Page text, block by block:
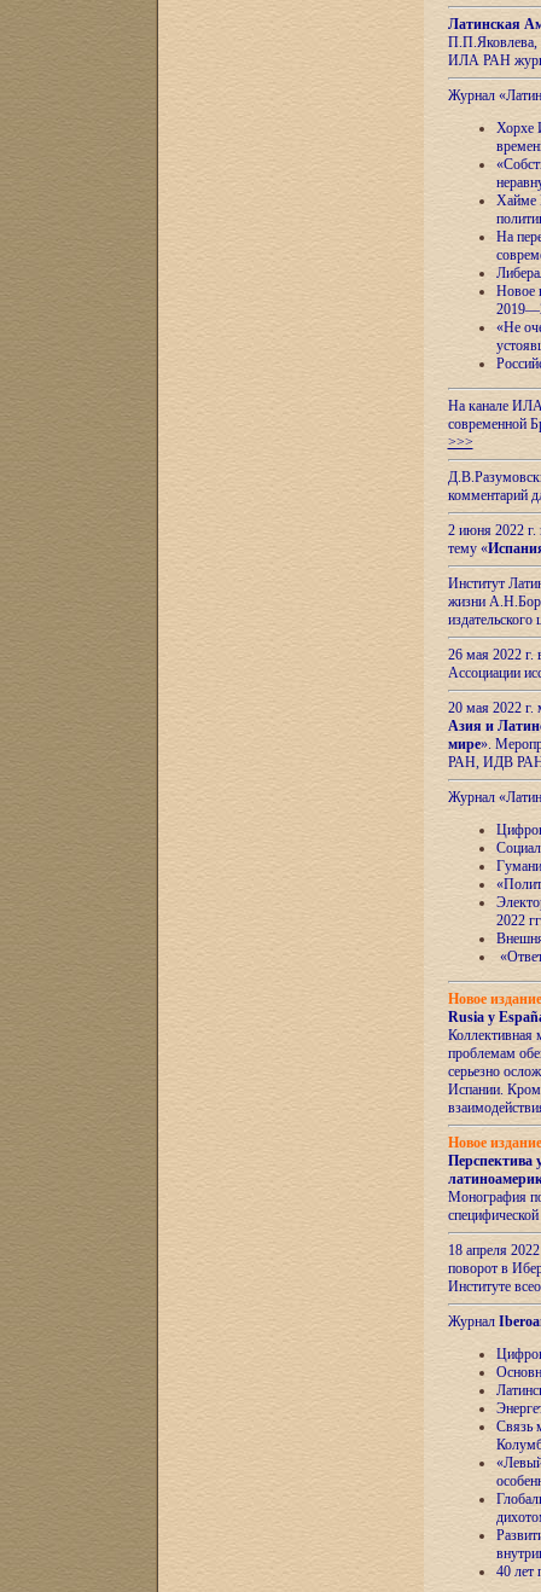
Латинская
П.П.Яковлева,
ИЛА РАН
Журнал
Хорхе
Хайме
На
Новое
«Не
На канале ИЛА
современной
>>>
комментарий
2 июня 2022 г.
тему «
Институт
жизни
26 мая 2022
Ассоциации
20 мая 2022
Азия и
мире».
РАН, ИДВ
Журнал
2022
Новое
Rusia y
Коллективная
проблемам
серьезно
Испании.
Новое
Перспектива
Монография
18 апреля
поворот в
Институте
Журнал
Связь
40 лет